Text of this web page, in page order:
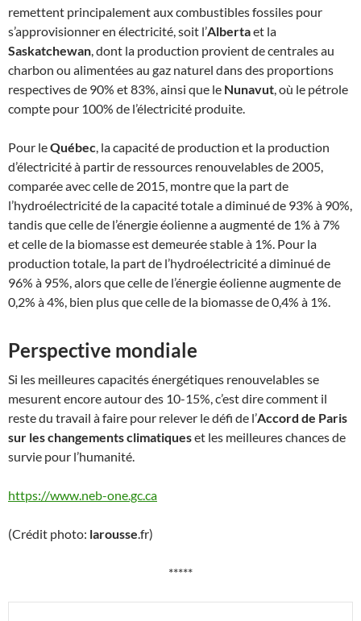
remettent principalement aux combustibles fossiles pour
s’approvisionner en électricité, soit l’Albertaet la
Saskatchewan, dont la production provient de centrales au
charbon ou alimentées au gaz naturel dans des proportions
respectives de 90% et 83%, ainsi que le Nunavut, où le pétrole
compte pour 100% de l’électricité produite.
Pour leQuébec, la capacité de production et la production
d’électricité à partir de ressources renouvelables de 2005,
comparée avec celle de 2015, montre que la part de
l’hydroélectricité de la capacité totale a diminué de 93% à 90%,
tandis que celle de l’énergie éolienne a augmenté de 1% à 7%
et celle de la biomasse est demeurée stable à 1%. Pour la
production totale, la part de l’hydroélectricité a diminué de
96% à 95%, alors que celle de l’énergie éolienne augmente de
0,2% à 4%, bien plus que celle de la biomasse de 0,4% à 1%.
Perspective mondiale
Si les meilleures capacités énergétiques renouvelables se
mesurent encore autour des 10-15%, c’est dire comment il
reste du travail à faire pour relever le défi de l’Accord de Paris
sur les changements climatiqueset les meilleures chances de
survie pour l’humanité.
https://www.neb-one.gc.ca
(Crédit photo: larousse.fr)
*****